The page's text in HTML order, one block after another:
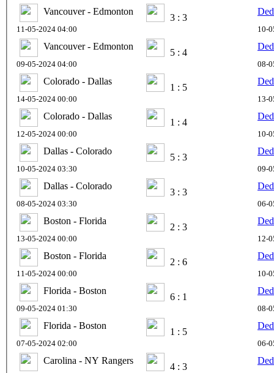
Vancouver - Edmonton
3 : 3
11-05-2024 04:00 10-
Vancouver - Edmonton
5 : 4
09-05-2024 04:00 08-
Colorado - Dallas
1 : 5
14-05-2024 00:00 13-
Colorado - Dallas
1 : 4
12-05-2024 00:00 10-
Dallas - Colorado
5 : 3
10-05-2024 03:30 09-
Dallas - Colorado
3 : 3
08-05-2024 03:30 06-
Boston - Florida
2 : 3
13-05-2024 00:00 12-
Boston - Florida
2 : 6
11-05-2024 00:00 10-
Florida - Boston
6 : 1
09-05-2024 01:30 08-
Florida - Boston
1 : 5
07-05-2024 02:00 06-
Carolina - NY Rangers
4 : 3